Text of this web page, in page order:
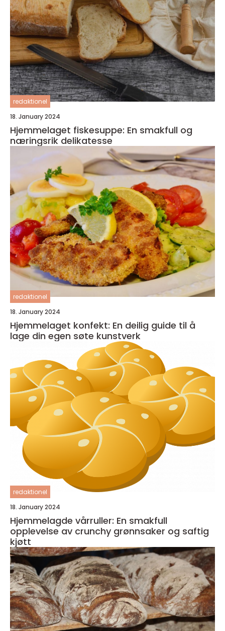
redaktionel
18. January 2024
Hjemmelaget fiskesuppe: En smakfull og
næringsrik delikatesse
redaktionel
18. January 2024
Hjemmelaget konfekt: En deilig guide til å
lage din egen søte kunstverk
redaktionel
18. January 2024
Hjemmelagde vårruller: En smakfull
opplevelse av crunchy grønnsaker og saftig
kjøtt